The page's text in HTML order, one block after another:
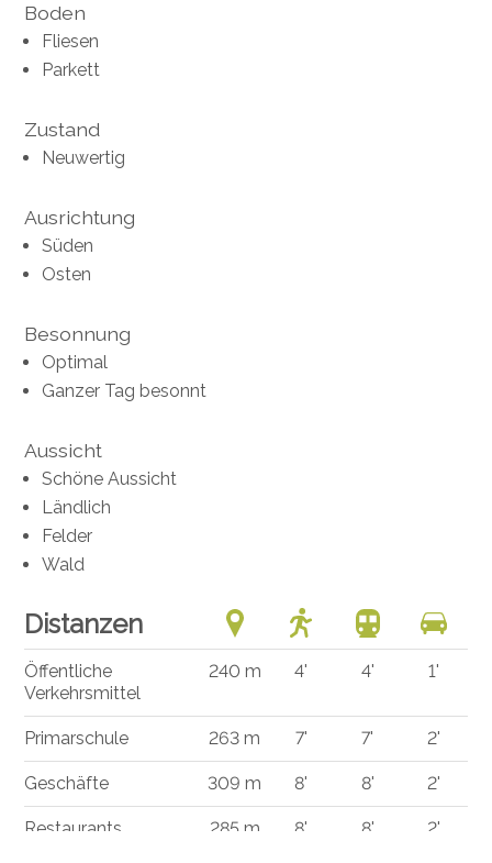
Boden
Fliesen
Parkett
Zustand
Neuwertig
Ausrichtung
Süden
Osten
Besonnung
Optimal
Ganzer Tag besonnt
Aussicht
Schöne Aussicht
Ländlich
Felder
Wald
Distanzen
Öffentliche
Verkehrsmittel
240 m 4' 4' 1'
Primarschule 263 m 7' 7' 2'
Geschäfte 309 m 8' 8' 2'
Restaurants 285 m 8' 8' 2'